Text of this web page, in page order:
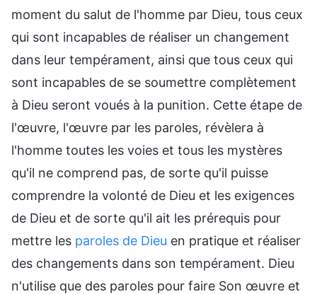
moment du salut de l'homme par Dieu, tous ceux
qui sont incapables de réaliser un changement
dans leur tempérament, ainsi que tous ceux qui
sont incapables de se soumettre complètement
à Dieu seront voués à la punition. Cette étape de
l'œuvre, l'œuvre par les paroles, révèlera à
l'homme toutes les voies et tous les mystères
qu'il ne comprend pas, de sorte qu'il puisse
comprendre la volonté de Dieu et les exigences
de Dieu et de sorte qu'il ait les prérequis pour
mettre les paroles de Dieu en pratique et réaliser
des changements dans son tempérament. Dieu
n'utilise que des paroles pour faire Son œuvre et